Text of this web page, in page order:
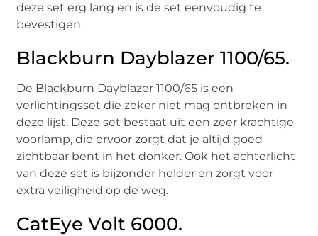
deze set erg lang en is de set eenvoudig te
bevestigen.
Blackburn Dayblazer 1100/65.
De Blackburn Dayblazer 1100/65 is een
verlichtingsset die zeker niet mag ontbreken in
deze lijst. Deze set bestaat uit een zeer krachtige
voorlamp, die ervoor zorgt dat je altijd goed
zichtbaar bent in het donker. Ook het achterlicht
van deze set is bijzonder helder en zorgt voor
extra veiligheid op de weg.
CatEye Volt 6000.